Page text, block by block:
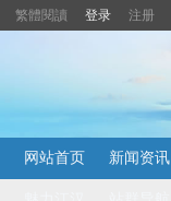
繁體閱讀 登录 注册
网站首页 新闻资讯